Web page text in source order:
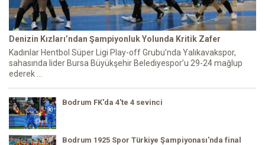
Denizin Kızları’ndan Şampiyonluk Yolunda Kritik Zafer
Kadınlar Hentbol Süper Ligi Play-off Grubu’nda Yalıkavakspor,
sahasında lider Bursa Büyükşehir Belediyespor’u 29-24 mağlup
ederek ...
Bodrum FK'da 4'te 4 sevinci
Bodrum 1925 Spor Türkiye Şampiyonası'nda final